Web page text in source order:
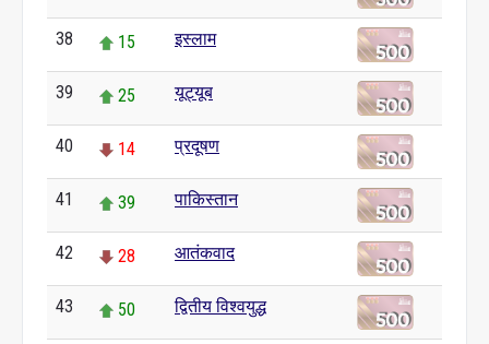
38 15 इस्लाम
39 25 यूट्यूब
40 14 प्रदूषण
41 39 पाकिस्तान
42 28 आतंकवाद
43 50 द्वितीय विश्वयुद्ध